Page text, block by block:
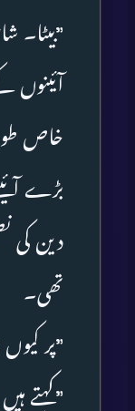
”بیٹا۔
آئینوں
خاص
بڑے
دین کی
تھی۔
”پر کیوں
”کہتے